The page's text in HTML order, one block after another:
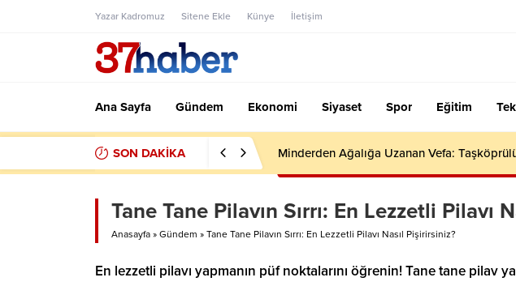
Yazar Kadromuz Sitene Ekle Künye İletişim
Ana Sayfa Gündem Ekonomi Siyaset Spor Eğitim
SON DAKİKA Minderden Ağalığa Uzanan Vefa:
Tane Tane Pilavın Sırrı: En Lezzetli Pilavı
Anasayfa » Gündem » Tane Tane Pilavın Sırrı: En Lezzetli Pilavı Nasıl Pişirirsiniz?
En lezzetli pilavı yapmanın püf noktalarını öğrenin! Tane tane pilav